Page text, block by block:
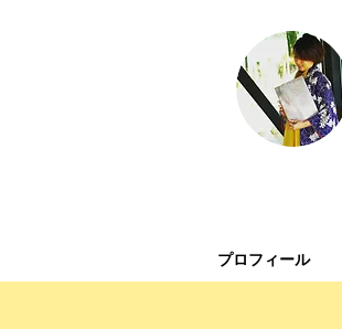
プロフィール